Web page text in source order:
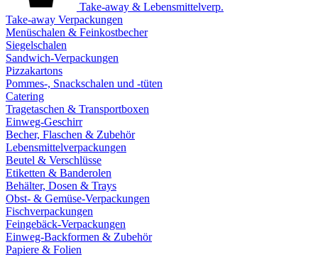
Take-away & Lebensmittelverp.
Take-away Verpackungen
Menüschalen & Feinkostbecher
Siegelschalen
Sandwich-Verpackungen
Pizzakartons
Pommes-, Snackschalen und -tüten
Catering
Tragetaschen & Transportboxen
Einweg-Geschirr
Becher, Flaschen & Zubehör
Lebensmittelverpackungen
Beutel & Verschlüsse
Etiketten & Banderolen
Behälter, Dosen & Trays
Obst- & Gemüse-Verpackungen
Fischverpackungen
Feingebäck-Verpackungen
Einweg-Backformen & Zubehör
Papiere & Folien